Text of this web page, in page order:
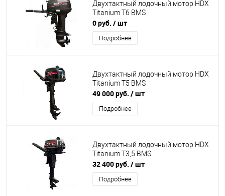
Двухтактный лодочный мотор HDX
Titanium T6 BMS
0 руб. / шт
Подробнее
Двухтактный лодочный мотор HDX
Titanium T5 BMS
49 000 руб. / шт
Подробнее
Двухтактный лодочный мотор HDX
Titanium T3,5 BMS
32 400 руб. / шт
Подробнее